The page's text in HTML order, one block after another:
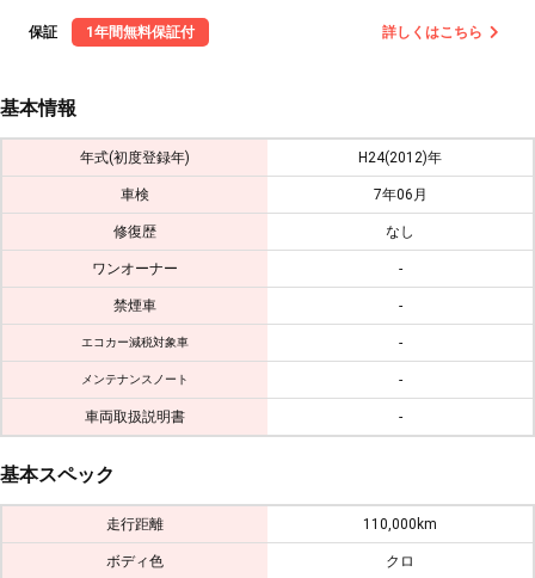
保証 1年間無料保証付 詳しくはこちら
基本情報
年式(初度登録年) H24(2012)年
車検 7年06月
修復歴 なし
ワンオーナー -
禁煙車 -
エコカー減税対象車 -
メンテナンスノート -
車両取扱説明書 -
基本スペック
走行距離 110,000km
ボディ色 クロ